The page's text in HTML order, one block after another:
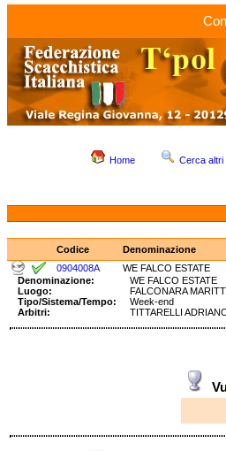
Home Cerca altri
Codice Denominazione
0904008A
WE FALCO ESTATE
Denominazione:
WE FALCO
Luogo:
FALCONARA
Tipo/Sistema/Tempo:
Week-end
Arbitri:
TITTARELLI